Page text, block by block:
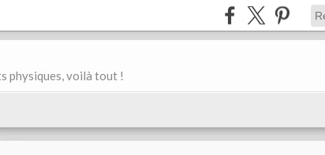
physiques, voilà tout !